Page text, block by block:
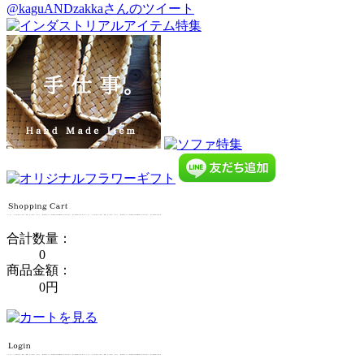
@kaguANDzakkaさんのツイート
合計数量：
0
商品金額：
0円